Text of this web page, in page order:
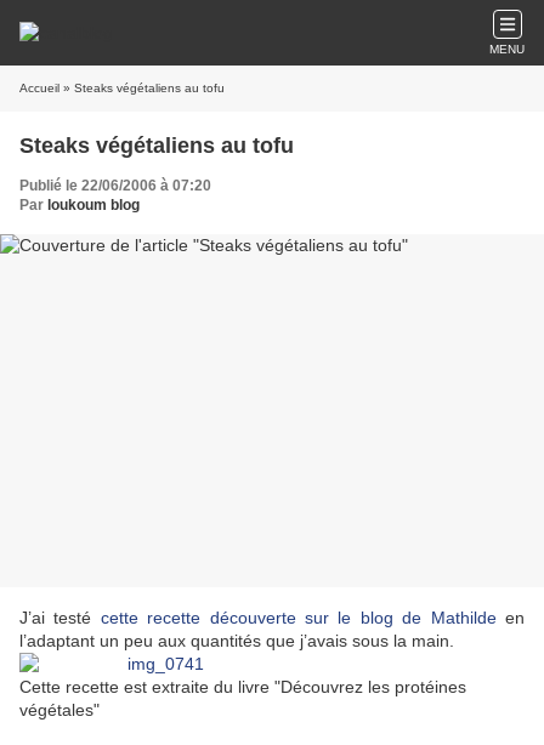
MENU
Accueil » Steaks végétaliens au tofu
Steaks végétaliens au tofu
Publié le 22/06/2006 à 07:20
Par loukoum blog
J’ai testé cette recette découverte sur le blog de Mathildeen
l’adaptant un peu aux quantités que j’avais sous la main.
Cette recette est extraite du livre "Découvrez les protéines
végétales"